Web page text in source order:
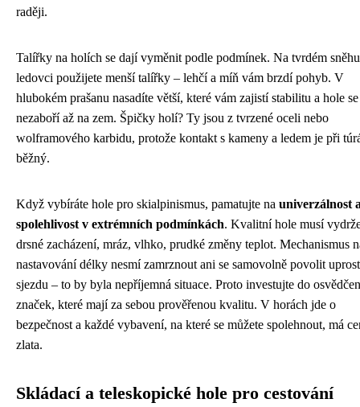
raději.
Talířky na holích se dají vyměnit podle podmínek. Na tvrdém
ledovci použijete menší talířky – lehčí a míň vám brzdí pohyb. V
hlubokém prašanu nasadíte větší, které vám zajistí stabilitu a hole se
nezaboří až na zem. Špičky holí? Ty jsou z tvrzené oceli nebo
wolframového karbidu, protože kontakt s kameny a ledem je při
běžný.
Když vybíráte hole pro skialpinismus, pamatujte na univerzálnost
spolehlivost v extrémních podmínkách. Kvalitní hole musí
drsné zacházení, mráz, vlhko, prudké změny teplot. Mechanismus
nastavování délky nesmí zamrznout ani se samovolně povolit
sjezdu – to by byla nepříjemná situace. Proto investujte do
značek, které mají za sebou prověřenou kvalitu. V horách jde o
bezpečnost a každé vybavení, na které se můžete spolehnout, má
zlata.
Skládací a teleskopické hole pro cestování